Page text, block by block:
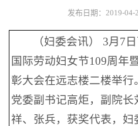
发布日期：2019-04-
（妇委会讯） 3月7
国际劳动妇女节109周年
彰大会在远志楼二楼举行
党委副书记高炬，副院
祥、张兵，获奖代表，